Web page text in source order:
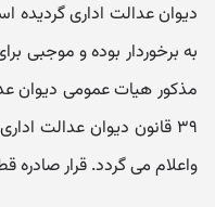
دیوان عدالت اداری گردیده
به برخوردار بوده و موجبی
مذکور هیات عمومی دیوان
واعلام می گردد. قرار